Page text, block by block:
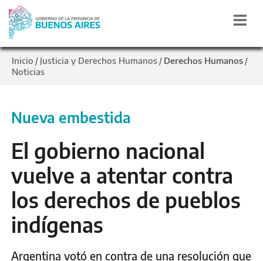
Inicio / Justicia y Derechos Humanos / Derechos Humanos /
Noticias
Nueva embestida
El gobierno nacional
vuelve a atentar contra
los derechos de pueblos
indígenas
Argentina votó en contra de una resolución que